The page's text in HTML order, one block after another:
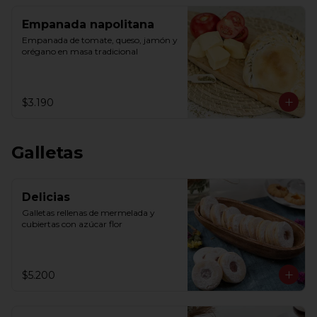
Empanada napolitana
Empanada de tomate, queso, jamón y
orégano en masa tradicional
$3.190
Galletas
Delicias
Galletas rellenas de mermelada y
cubiertas con azúcar flor
$5.200